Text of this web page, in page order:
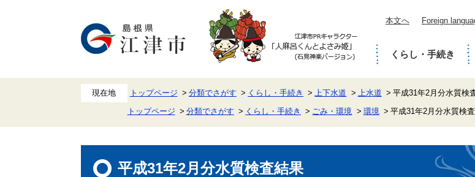
本文へ Foreign
くらし・手続き
トップページ 分類でさがす くらし・手続き 上下水道 上水道 平成31年2月分水質検
トップページ 分類でさがす くらし・手続き ごみ・環境 環境 平成31年2月分水質検
平成31年2月分水質検査結果